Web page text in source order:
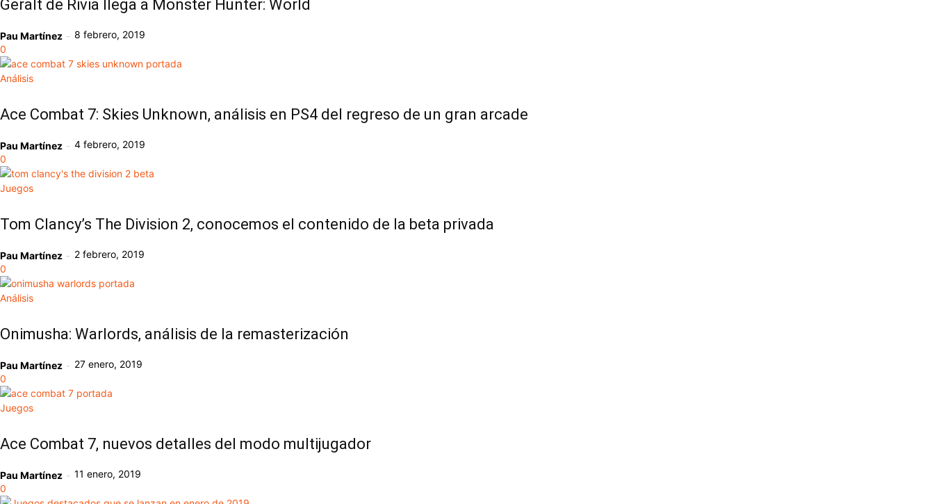
Geralt de Rivia llega a Monster Hunter: World
Pau Martínez - 8 febrero, 2019
0
Análisis
Ace Combat 7: Skies Unknown, análisis en PS4 del regreso de un gran arcade
Pau Martínez - 4 febrero, 2019
0
Juegos
Tom Clancy’s The Division 2, conocemos el contenido de la beta privada
Pau Martínez - 2 febrero, 2019
0
Análisis
Onimusha: Warlords, análisis de la remasterización
Pau Martínez - 27 enero, 2019
0
Juegos
Ace Combat 7, nuevos detalles del modo multijugador
Pau Martínez - 11 enero, 2019
0